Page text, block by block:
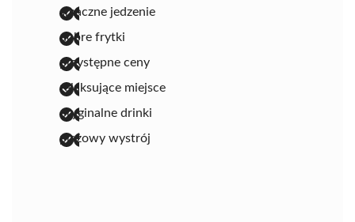
smaczne jedzenie
dobre frytki
przystępne ceny
relaksujące miejsce
oryginalne drinki
plażowy wystrój